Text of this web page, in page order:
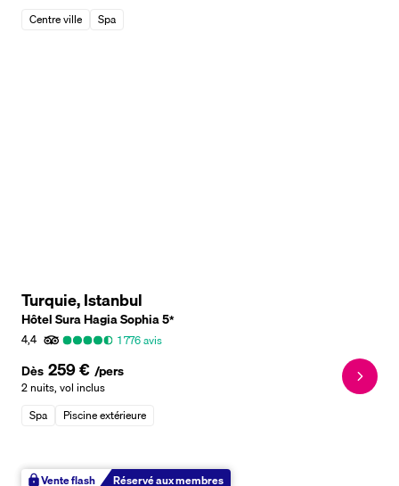
Centre ville Spa
Turquie, Istanbul
Hôtel Sura Hagia Sophia5*
4,4
1 776avis
Dès 259 € /pers
2 nuits, vol inclus
Spa
Piscine extérieure
Vente flash Réservé aux membres